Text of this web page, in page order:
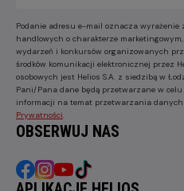
Podanie adresu e-mail oznacza
handlowych o charakterze
wydarzeń i konkursów organizowanych
środków komunikacji elektronicznej przez
osobowych jest Helios S.A. z siedzibą w
Pani/Pana dane będą przetwarzane w
informacji na temat przetwarzania
Prywatności
OBSERWUJ NAS